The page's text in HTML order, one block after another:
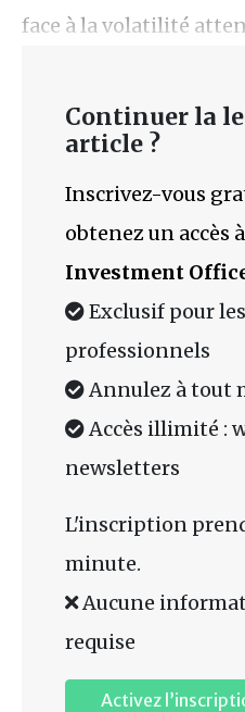
face à la volatilité
Continuer la
article ?
Inscrivez-vous
obtenez un accès à
Investment
Exclusif pour
professionnels
Annulez à tout
Accès illimité :
newsletters
L'inscription
minute.
Aucune
requise
Activez